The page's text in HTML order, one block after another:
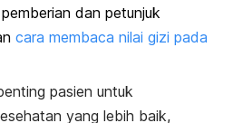
dan petunjuk
cara membaca nilai gizi pada
pasien untuk
yang lebih baik,